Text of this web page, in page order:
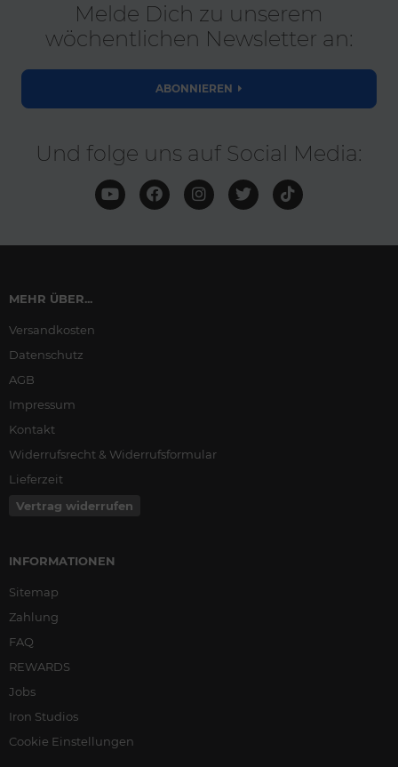
Melde Dich zu unserem
wöchentlichen Newsletter an:
ABONNIEREN
Und folge uns auf Social Media:
MEHR ÜBER...
Versandkosten
Datenschutz
AGB
Impressum
Kontakt
Widerrufsrecht & Widerrufsformular
Lieferzeit
Vertrag widerrufen
INFORMATIONEN
Sitemap
Zahlung
FAQ
REWARDS
Jobs
Iron Studios
Cookie Einstellungen